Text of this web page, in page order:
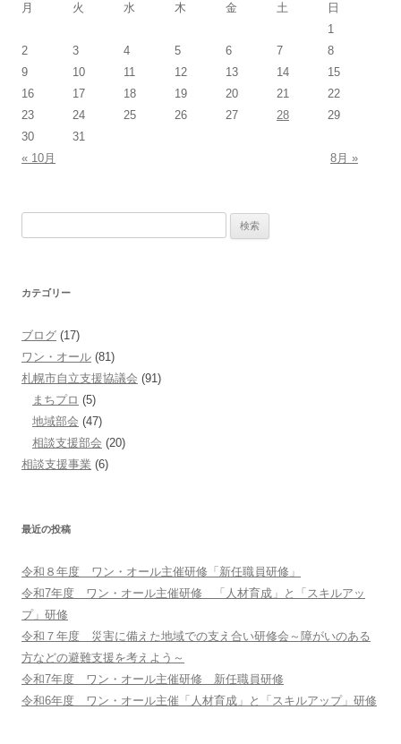
ン
月 火 水 木 金 土
日
1
2
3 4 5 6 7
8
9
10 11 12 13 14
15
16
17 18 19 20 21
22
23
24 25 26 27 28
29
30
31
« 10月
8月 »
カテゴリー
ブログ (17)
ワン・オール (81)
札幌市自立支援協議会 (91)
まちプロ (5)
地域部会 (47)
相談支援部会 (20)
相談支援事業 (6)
最近の投稿
令和８年度 ワン・オール主催研修「新任職員研修」
令和7年度 ワン・オール主催研修 「人材育成」と「スキルアッ
プ」研修
令和７年度 災害に備えた地域での支え合い研修会～障がいのある
方などの避難支援を考えよう～
令和7年度 ワン・オール主催研修 新任職員研修
令和6年度 ワン・オール主催「人材育成」と「スキルアップ」研修